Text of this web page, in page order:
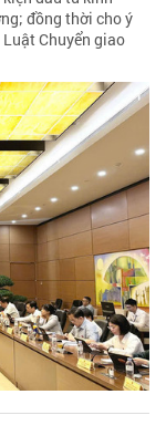
đồng thời cho ý
Chuyển giao